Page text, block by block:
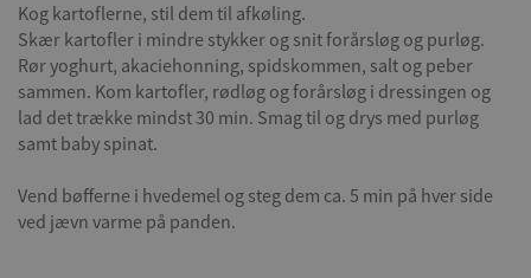
Kog kartoflerne, stil dem til afkøling.
Skær kartofler i mindre stykker og snit forårsløg og purløg.
Rør yoghurt, akaciehonning, spidskommen, salt og peber
sammen. Kom kartofler, rødløg og forårsløg i dressingen og
lad det trække mindst 30 min. Smag til og drys med purløg
samt baby spinat.
Vend bøfferne i hvedemel og steg dem ca. 5 min på hver side
ved jævn varme på panden.